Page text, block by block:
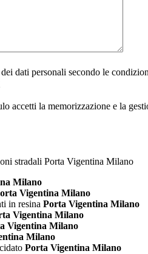
dati personali secondo le
accetti la memorizzazione e la
Milano
Vigentina Milano
in resina Porta Vigentina Milano
Vigentina Milano
Vigentina Milano
Milano
Porta Vigentina Milano